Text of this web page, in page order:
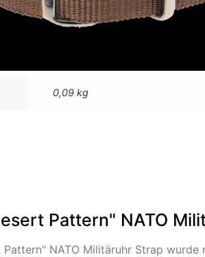
0,09 kg
Pattern" NATO
NATO Militäruhr Strap